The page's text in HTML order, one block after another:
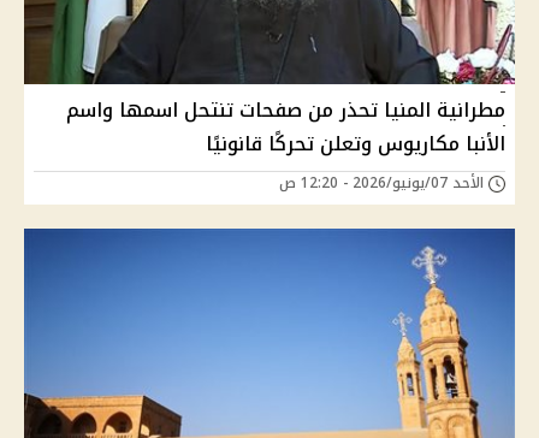
مطرانية المنيا تحذر من صفحات تنتحل اسمها واسم
الأنبا مكاريوس وتعلن تحركًا قانونيًا
الأحد 07/يونيو/2026 - 12:20 ص